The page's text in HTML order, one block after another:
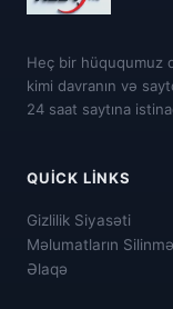
Heç bir hüququmuz
kimi davranın və
24 saat saytına
QUICK LINKS
Gizlilik Siyasəti
Məlumatların
Əlaqə